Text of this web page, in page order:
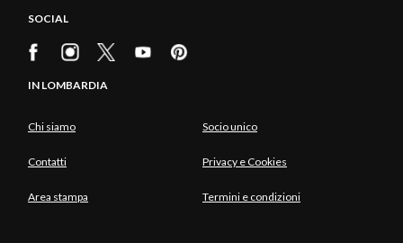
SOCIAL
IN LOMBARDIA
Chi siamo Socio unico
Contatti Privacy e Cookies
Area stampa Termini e condizioni